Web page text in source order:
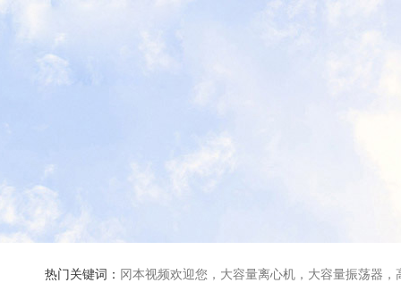
热门关键词： 冈本视频欢迎您，大容量离心机，大容量振荡器，高速冷冻离心机，生化、光照、振荡培养箱，磁力搅拌器